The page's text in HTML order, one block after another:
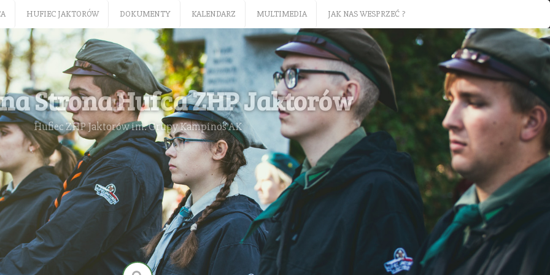
HUFIEC JAKTORÓW DOKUMENTY KALENDARZ MULTIMEDIA JAK NAS WESPRZEĆ ?
Strona Hufca ZHP Jaktorów
Hufiec ZHP Jaktorów im. Grupy Kampinos AK